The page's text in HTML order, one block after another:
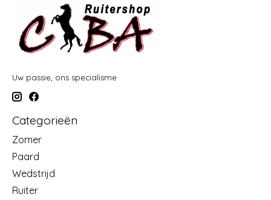
Uw passie, ons specialisme
Categorieën
Zomer
Paard
Wedstrijd
Ruiter